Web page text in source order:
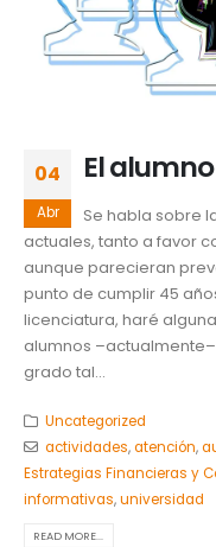
04
Abr
El
Se habla sobre
actuales, tanto a favor
aunque parecieran
punto de cumplir 45
licenciatura, haré
alumnos
grado tal...
Uncategorized
actividades,atención,
Estrategias Financieras y
informativas,universidad
READ MORE...